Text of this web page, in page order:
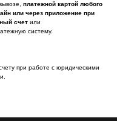
платежной картой любого
или через приложение при
счет или
систему.
при работе с юридическими